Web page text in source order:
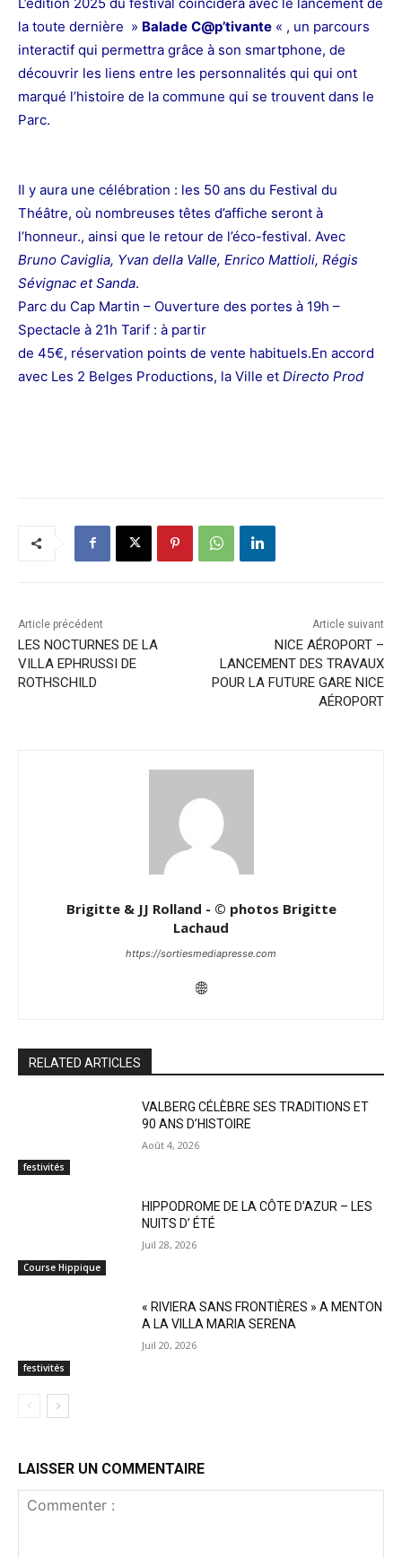
la toute dernière » Balade C@p’tivante « , un parcours
interactif qui permettra grâce à son smartphone, de
découvrir les liens entre les personnalités qui qui ont
marqué l’histoire de la commune qui se trouvent dans le
Parc.
Il y aura une célébration : les 50 ans du Festival du
Théâtre, où nombreuses têtes d’affiche seront à
l’honneur., ainsi que le retour de l’éco-festival. Avec
Bruno Caviglia, Yvan della Valle, Enrico Mattioli, Régis
Sévignac et Sanda.
Parc du Cap Martin – Ouverture des portes à 19h –
Spectacle à 21h Tarif : à partir
de 45€, réservation points de vente habituels.En accord
avec Les 2 Belges Productions, la Ville et Directo Prod
Article précédent
LES NOCTURNES DE LA
VILLA EPHRUSSI DE
ROTHSCHILD
Article suivant
NICE AÉROPORT –
LANCEMENT DES TRAVAUX
POUR LA FUTURE GARE NICE
AÉROPORT
Brigitte & JJ Rolland - © photos Brigitte
Lachaud
https://sortiesmediapresse.com
RELATED ARTICLES
festivités
VALBERG CÉLÈBRE SES TRADITIONS ET
90 ANS D’HISTOIRE
Août 4, 2026
Course Hippique
HIPPODROME DE LA CÔTE D’AZUR – LES
NUITS D’ ÉTÉ
Juil 28, 2026
festivités
« RIVIERA SANS FRONTIÈRES » A MENTON
A LA VILLA MARIA SERENA
Juil 20, 2026
LAISSER UN COMMENTAIRE